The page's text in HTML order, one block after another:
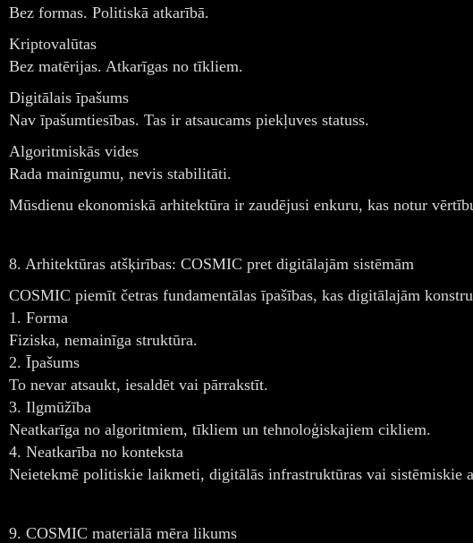
Bez formas. Politiskā atkarībā.
Kriptovalūtas
Bez matērijas. Atkarīgas no tīkliem.
Digitālais īpašums
Nav īpašumtiesības. Tas ir atsaucams piekļuves statuss.
Algoritmiskās vides
Rada mainīgumu, nevis stabilitāti.
Mūsdienu ekonomiskā arhitektūra ir zaudējusi enkuru, kas notur
8. Arhitektūras atšķirības: COSMIC pret digitālajām sistēmām
COSMIC piemīt četras fundamentālas īpašības, kas digitālajām
1. Forma
Fiziska, nemainīga struktūra.
2. Īpašums
To nevar atsaukt, iesaldēt vai pārrakstīt.
3. Ilgmūžība
Neatkarīga no algoritmiem, tīkliem un tehnoloģiskajiem cikliem.
4. Neatkarība no konteksta
Neietekmē politiskie laikmeti, digitālās infrastruktūras vai sistēmiskie
9. COSMIC materiālā mēra likums